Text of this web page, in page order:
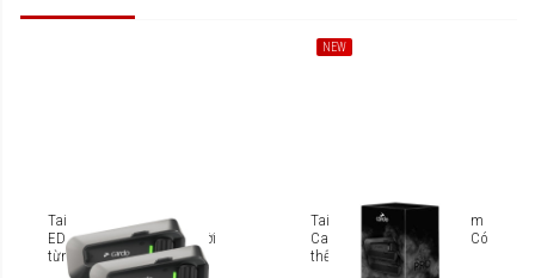
Tai nghe Cardo Packtalk
EDGE Duo (Có thể mua rời
từng cái)
NEW
Tai nghe gắn nón bảo hiểm
Cardo Packtalk Pro Duo (Có
thể mua rời từng cái)